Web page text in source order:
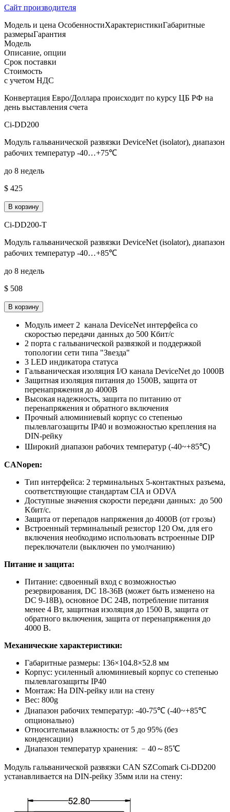
Сайт производителя
Модель и цена ОсобенностиХарактеристикиГабаритные
размерыГарантия
Модель
Описание, опции
Срок поставки
Стоимость
с учетом НДС
Конвертация Евро/Доллара происходит по курсу ЦБ РФ на
день выставления счета
Ci-DD200
Модуль гальванической развязки DeviceNet (isolator), диапазон
рабочих температур -40…+75℃
до 8 недель
$ 425
В корзину
Ci-DD200-T
Модуль гальванической развязки DeviceNet (isolator), диапазон
рабочих температур -40…+85℃
до 8 недель
$ 508
В корзину
Модуль имеет 2 канала DeviceNet интерфейса со
скоростью передачи данных до 500 Кбит/с
2 порта с гальванической развязкой и поддержкой
топологии сети типа "Звезда"
3 LED индикатора статуса
Гальваническая изоляция I/O канала DeviceNet до 1000В
Защитная изоляция питания до 1500В, защита от
перенапряжения до 4000В
Высокая надежность, защита по питанию от
перенапряжения и обратного включения
Прочный алюминиевый корпус со степенью
пылевлагозащиты IP40 и возможностью крепления на
DIN-рейку
Широкий диапазон рабочих температур (-40~+85℃)
CANopen:
Тип интерфейса: 2 терминальных 5-контактных разъема,
соответствующие стандартам CIA и ODVA
Доступные значения скорости передачи данных: до 500
Kбит/с.
Защита от перепадов напряжения до 4000В (от грозы)
Встроенный терминальный резистор 120 Ом, для его
включения необходимо использовать встроенные DIP
переключатели (выключен по умолчанию)
Питание и защита:
Питание: сдвоенный вход с возможностью
резервирования, DC 18-36В (может быть изменено на
DC 9-18В), основное DC 24В, потребление питания
менее 4 Вт, защитная изоляция до 1500 В, защита от
обратного включения, защита от перенапряжения до
4000 В.
Механические характеристики:
Габаритные размеры: 136×104.8×52.8 мм
Корпус: усиленный алюминиевый корпус со степенью
пылевлагозащиты IP40
Монтаж: На DIN-рейку или на стену
Вес: 800g
Диапазон рабочих температур: -40-75℃ (-40~+85℃
опционально)
Относительная влажность: от 5 до 95% (без
конденсации)
Диапазон температур хранения: ﹣40～85℃
Модуль гальванической развязки CAN SZComark Ci-DD200
устанавливается на DIN-рейку 35мм или на стену: